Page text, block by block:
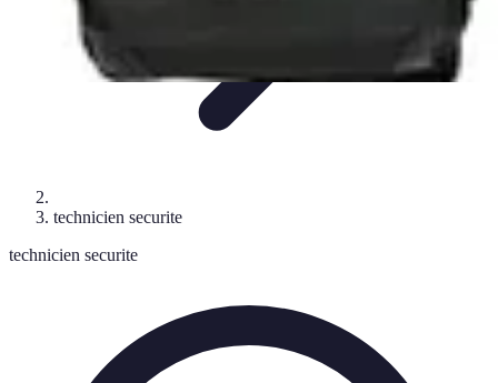
technicien securite
technicien securite